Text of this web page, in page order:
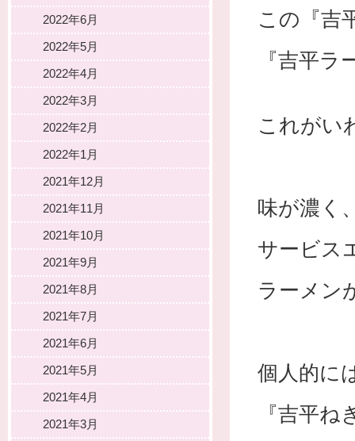
この『吉
『吉平
これがい
味が濃く
サービス
ラーメン
個人的に
『吉平
2022年6月
2022年5月
2022年4月
2022年3月
2022年2月
2022年1月
2021年12月
2021年11月
2021年10月
2021年9月
2021年8月
2021年7月
2021年6月
2021年5月
2021年4月
2021年3月